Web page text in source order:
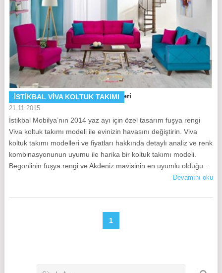
ISTIKBAL VIVA KOLTUK TAKIMI
İstikbal Viva Koltuk Takımı Modelleri
21.11.2015
İstikbal Mobilya’nın 2014 yaz ayı için özel tasarım fuşya rengi
Viva koltuk takımı modeli ile evinizin havasını değiştirin. Viva
koltuk takımı modelleri ve fiyatları hakkında detaylı analiz ve renk
kombinasyonunun uyumu ile harika bir koltuk takımı modeli.
Begonlinin fuşya rengi ve Akdeniz mavisinin en uyumlu olduğu...
Devamını oku
1